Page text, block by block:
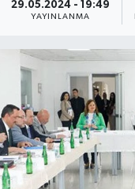
29.05.2024 - 19:49
YAYINLANMA